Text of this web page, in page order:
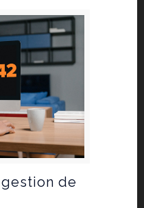
de